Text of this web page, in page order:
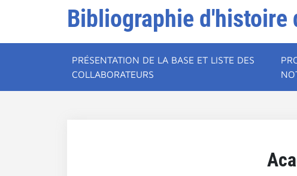
Bibliographie d'histoire
PRÉSENTATION DE LA BASE ET LISTE DES
COLLABORATEURS